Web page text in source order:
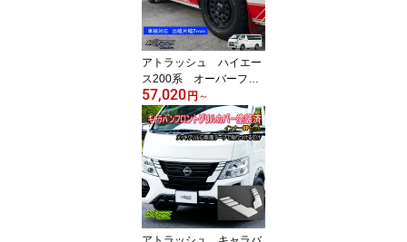
アトラッシュ ハイエー
ス200系 オーバーフェ
ンダー タイプ3 出幅7
mm カズクリエイショ
ン
57,020円 ～